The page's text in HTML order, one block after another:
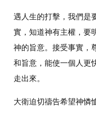
遇人生的打擊，我們是
實，知道神有主權，要
神的旨意。接受事實，
和旨意，能使一個人更
走出來。
大衛迫切禱告希望神憐